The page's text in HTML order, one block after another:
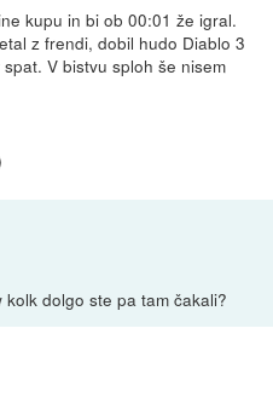
kupu in bi ob 00:01 že igral.
z frendi, dobil hudo Diablo 3
V bistvu sploh še nisem
dolgo ste pa tam čakali?